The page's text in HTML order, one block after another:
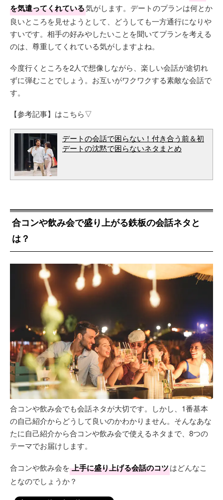
を気遣ってくれている気がします。デートのプランは何とか
良いところを見せようとして、どうしても一方通行になりや
すいです。相手の好みやしたいことを聞いてプランを考える
のは、尊重してくれている気がしますよね。
今度行くところを2人で想像しながら、楽しい会話が途切れ
ずに弾むことでしょう。お互いがワクワクする素敵な会話で
す。
【参考記事】はこちら▽
デートの会話で困らない！付き合う前＆初
デートの沈黙で困らないネタまとめ
合コンや飲み会で盛り上がる鉄板の会話ネタと
は？
合コンや飲み会でも会話ネタが大切です。しかし、1番基本
の自己紹介からどうして良いのかわかりません。そんなあな
たに自己紹介から合コンや飲み会で使えるネタまで、8つの
テーマでお届けします。
合コンや飲み会を 上手に盛り上げる会話のコツはどんなこ
となのでしょうか？